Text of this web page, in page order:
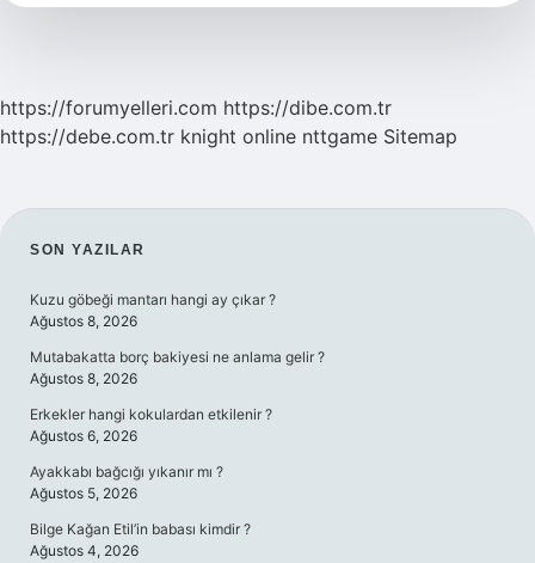
https://forumyelleri.com https://dibe.com.tr
https://debe.com.tr knight online nttgame Sitemap
SIDEBAR
SON YAZILAR
Kuzu göbeği mantarı hangi ay çıkar ?
Ağustos 8, 2026
Mutabakatta borç bakiyesi ne anlama gelir ?
Ağustos 8, 2026
Erkekler hangi kokulardan etkilenir ?
Ağustos 6, 2026
Ayakkabı bağcığı yıkanır mı ?
Ağustos 5, 2026
Bilge Kağan Etil’in babası kimdir ?
Ağustos 4, 2026